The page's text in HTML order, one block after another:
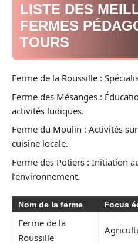
LISTE DES
FERMES
TOURS
Ferme de la Roussille :
Ferme des Mésanges :
activités ludiques.
Ferme du Moulin : Activités
cuisine locale.
Ferme des Potiers : Initiation
l’environnement.
Nom de la ferme Focus
Ferme de la
Roussille